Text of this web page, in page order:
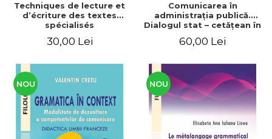
Techniques de lecture et
d’écriture des textes
spécialisés
30,00 Lei
Comunicarea în
administraţia publică.
Dialogul stat – cetăţean în
european / Communication
The state-citizen dialogue
in national and European
context
60,00 Lei
NOU NOU